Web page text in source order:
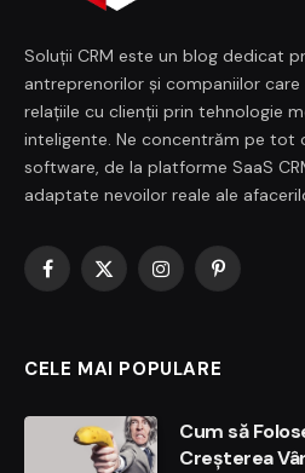
Soluții CRM este un blog dedicat
antreprenorilor și companiilor
relațiile cu clienții prin tehnologie
inteligente. Ne concentrăm pe tot
software, de la platforme SaaS
adaptate nevoilor reale ale
Facebook
X
InstagramPinterest
CELE MAI POPULARE
Cum să
Creșterea